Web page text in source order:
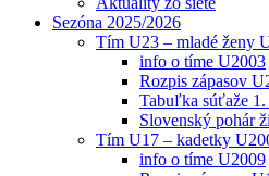
Sezóna 2025/2026
Tím U23 – mladé ženy
info o tíme U2003
Rozpis zápasov
Tabuľka súťaže
Slovenský pohár
Tím U17 – kadetky
info o tíme U2009